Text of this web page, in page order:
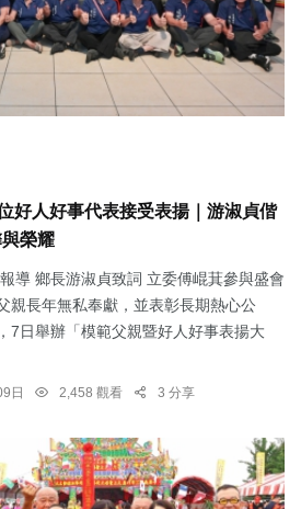
好人好事代表接受表揚｜游淑貞偕
榮耀
導 鄉長游淑貞致詞 立委傅崐萁參與盛會
親長年無私奉獻，並表彰長期熱心公
7日舉辦「模範父親暨好人好事表揚大
日 2,458 觀看 3 分享